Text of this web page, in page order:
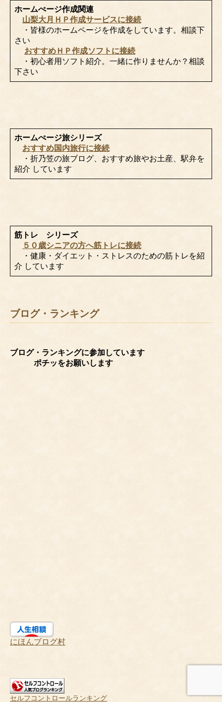
ホームぺージ作成関連
山梨大月ＨＰ作成サービスに接続
・皆様のホームページを作成をしています。相談下
さい
おすすめＨＰ作成ソフトに接続
・初心者用ソフト紹介。一緒に作りませんか？相談
下さい
ホームぺージ旅シリーズ
おすすめ国内旅行に接続
・折乃笠の旅ブログ、おすすめ旅やお土産、駅弁を
紹介 しています
筋トレ シリーズ
５０歳シニアの方へ筋トレに接続
・健康・ダイエット・ストレスのための筋トレを紹
介 しています
ブログ・ランキング
ブログ・ランキングに参加しています
ポチッをお願いします
にほんブログ村
セルフコントロールランキング